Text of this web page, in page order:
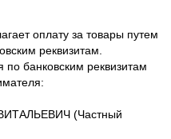
оплату за товары путем
реквизитам.
по банковским реквизитам
(Частный